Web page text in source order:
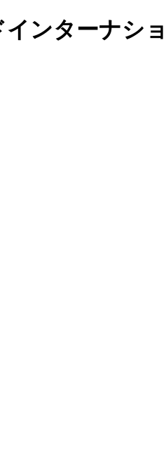
ンターナシ